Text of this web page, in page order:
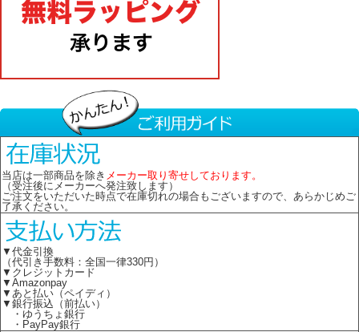
当店は一部商品を除き メーカー取り寄せしております。
（受注後にメーカーへ発注致します）
ご注文をいただいた時点で在庫切れの場合もございますので、あらかじめご
了承ください。
▼代金引換
（代引き手数料：全国一律330円）
▼クレジットカード
▼Amazonpay
▼あと払い（ペイディ）
▼銀行振込（前払い）
・ゆうちょ銀行
・PayPay銀行